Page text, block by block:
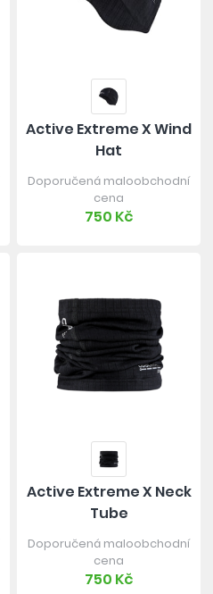
Active Extreme X Wind
Hat
Doporučená maloobchodní
cena
750 Kč
Active Extreme X Neck
Tube
Doporučená maloobchodní
cena
750 Kč